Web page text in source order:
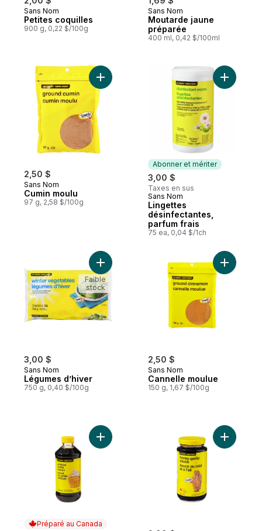
Sans Nom
Petites coquilles
900 g, 0,22 $/100g
Sans Nom
Moutarde jaune
préparée
400 ml, 0,42 $/100ml
2,50 $
Sans Nom
Cumin moulu
97 g, 2,58 $/100g
Ajouter Cumin moulu au panier
Abonner et mériter
3,00 $
Taxes en sus
Abonner et mériter
Sans Nom
Lingettes
désinfectantes,
parfum frais
75 ea, 0,04 $/1ch
Ajouter
3,00 $
Sans Nom
Légumes d’hiver
750 g, 0,40 $/100g
Ajouter Légumes d’hiver au panier
Faible
stock
2,50 $
Sans Nom
Cannelle moulue
150 g, 1,67 $/100g
Ajouter
Préparé au Canada
Ajouter Extrait de vanille artificielle au
Ajouter